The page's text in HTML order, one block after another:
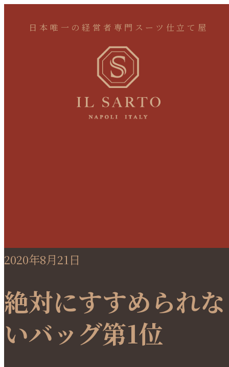
日本唯一の経営者専門スーツ仕立て屋
2020年8月21日
絶対にすすめられな
いバッグ第1位